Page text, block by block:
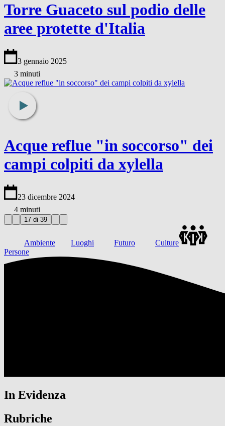
Torre Guaceto sul podio delle
aree protette d'Italia
3 gennaio 2025
3 minuti
Acque reflue "in soccorso" dei
campi colpiti da xylella
23 dicembre 2024
4 minuti
17 di 39
Ambiente Luoghi Futuro
Culture
Persone
In Evidenza
Rubriche